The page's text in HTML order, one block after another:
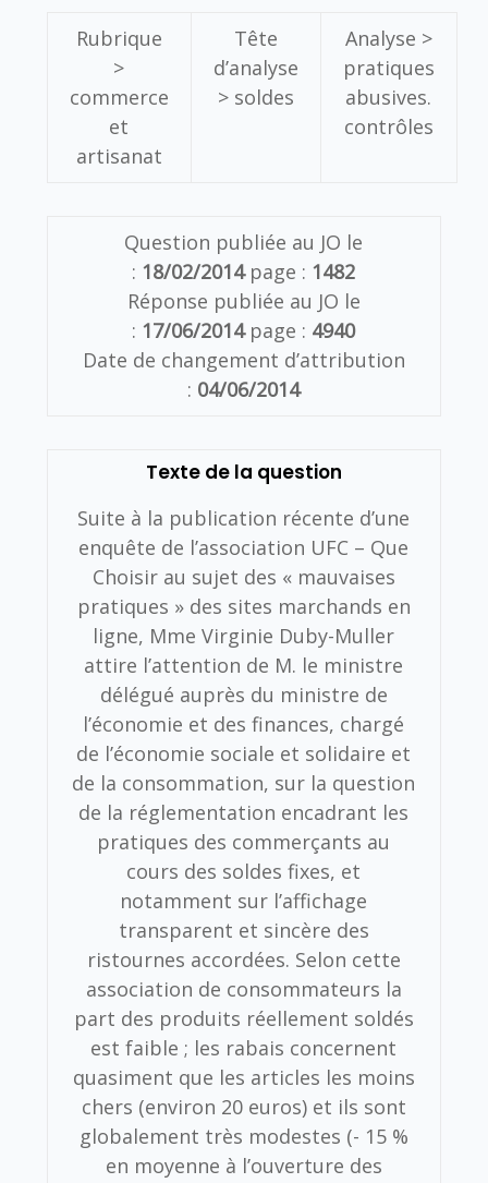
Rubrique
>
commerce
et
artisanat
Tête
d’analyse
> soldes
Analyse >
pratiques
abusives.
contrôles
Question publiée au JO le
: 18/02/2014page : 1482
Réponse publiée au JO le
: 17/06/2014page : 4940
Date de changement d’attribution
: 04/06/2014
Texte de la question
Suite à la publication récente d’une
enquête de l’association UFC – Que
Choisir au sujet des « mauvaises
pratiques » des sites marchands en
ligne, Mme Virginie Duby-Muller
attire l’attention de M. le ministre
délégué auprès du ministre de
l’économie et des finances, chargé
de l’économie sociale et solidaire et
de la consommation, sur la question
de la réglementation encadrant les
pratiques des commerçants au
cours des soldes fixes, et
notamment sur l’affichage
transparent et sincère des
ristournes accordées. Selon cette
association de consommateurs la
part des produits réellement soldés
est faible ; les rabais concernent
quasiment que les articles les moins
chers (environ 20 euros) et ils sont
globalement très modestes (- 15 %
en moyenne à l’ouverture des